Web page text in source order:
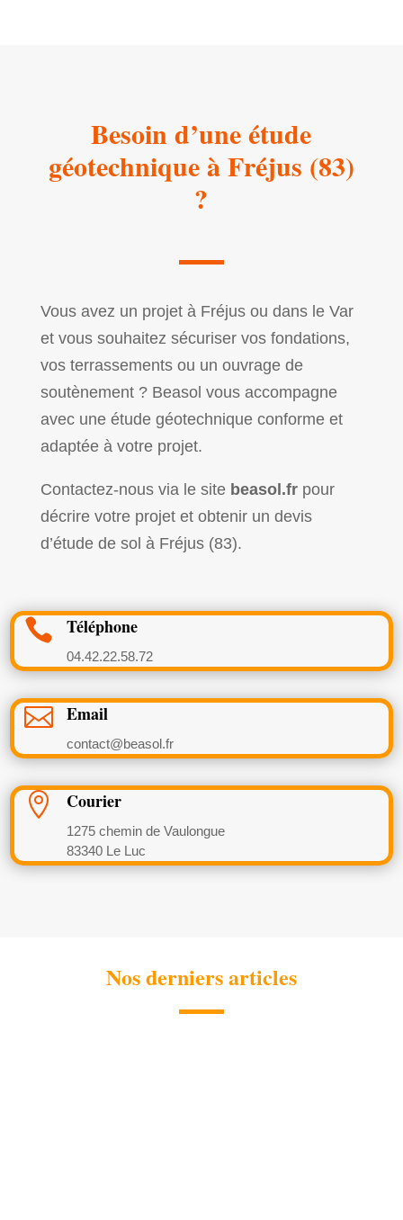
Besoin d’une étude
géotechnique à Fréjus (83)
?
Vous avez un projet à Fréjus ou dans le Var
et vous souhaitez sécuriser vos fondations,
vos terrassements ou un ouvrage de
soutènement ? Beasol vous accompagne
avec une étude géotechnique conforme et
adaptée à votre projet.
Contactez-nous via le site beasol.frpour
décrire votre projet et obtenir un devis
d’étude de sol à Fréjus (83).
 Téléphone
04.42.22.58.72
 Email
contact@beasol.fr
 Courier
1275 chemin de Vaulongue
83340 Le Luc
Nos derniers articles